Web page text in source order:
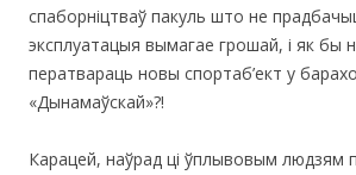
спаборніцтваў пакуль што не
эксплуатацыя вымагае грошай, і як бы
ператвараць новы спортаб’ект у
«Дынамаўскай»?!
Карацей, наўрад ці ўплывовым людзям